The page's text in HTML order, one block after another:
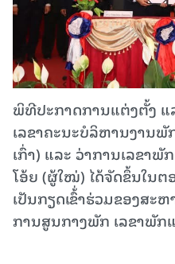
ພິທີປະກາດການແຕ່ງຕັ້ງ
ເລຂາຄະນະບໍລິຫານງານພັ
ເກົ່າ) ແລະ ວ່າການເລຂາພັ
ໂອ້ຍ (ຜູ້ໃໝ່) ໄດ້ຈັດຂຶ້ນໃນຕ
ເປັນກຽດເຂົ້່າຮ່ວມຂອງສະ
ການສູນກາງພັກ ເລຂາພັກ